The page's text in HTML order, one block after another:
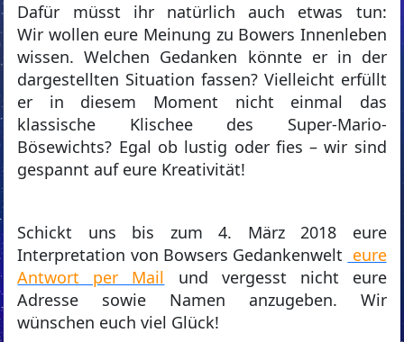
Dafür müsst ihr natürlich auch etwas tun:
Wir wollen eure Meinung zu Bowers Innenleben
wissen. Welchen Gedanken könnte er in der
dargestellten Situation fassen? Vielleicht erfüllt
er in diesem Moment nicht einmal das
klassische Klischee des Super-Mario-
Bösewichts? Egal ob lustig oder fies – wir sind
gespannt auf eure Kreativität!
Schickt uns bis zum 4. März 2018 eure
Interpretation von Bowsers Gedankenwelt eure
Antwort per Mail und vergesst nicht eure
Adresse sowie Namen anzugeben. Wir
wünschen euch viel Glück!